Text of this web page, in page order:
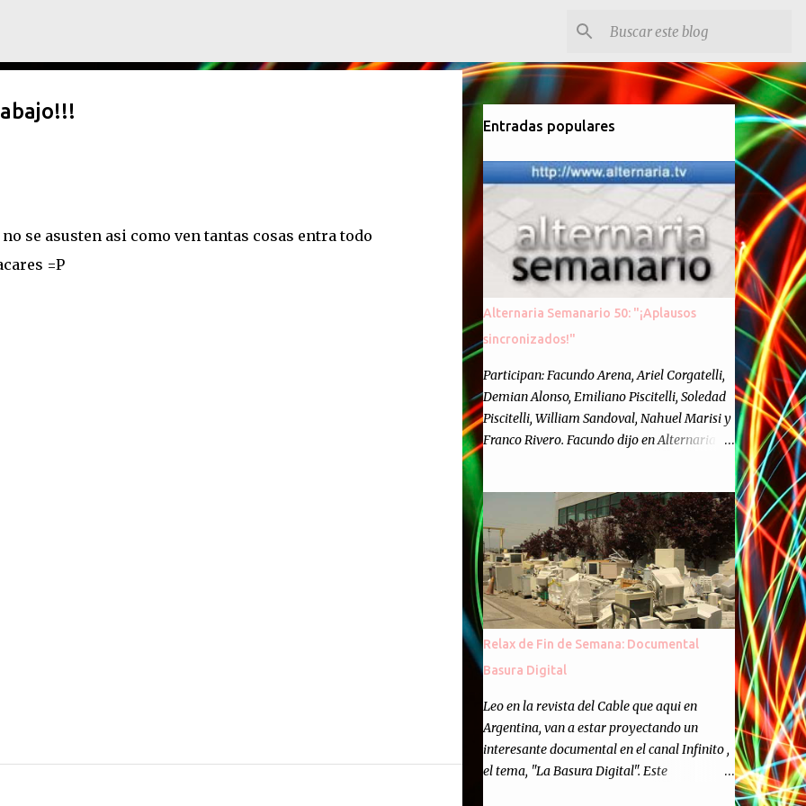
se asusten asi como ven tantas cosas entra todo
=P
Entradas populares
Alternaria Semanario 50: "¡Aplausos
sincronizados!"
Participan: Facundo Arena, Ariel Corgatelli,
Demian Alonso, Emiliano Piscitelli, Soledad
Piscitelli, William Sandoval, Nahuel Marisi y
Franco Rivero. Facundo dijo en Alternaria :
episodios de Alternaria Semanario.
Cincuenta ocasiones para ponernos en
contacto con ustedes y contarles las noticias
de tecnología más importantes, desde
nuestra propia óptica: un punto de vista
independiente e informal.Para festejarlo, se
nos ocurrió que estemos todos juntos; y
cuando digo "todos" me refiero a toda la
gente que alguna vez participó en el
semanario como panelista, y a ustedes. Por
eso se nos ocurrió la idea de emitir video en
vivo. La tarea no fué facil, hubo que
coordinar horarios, preparar el estudio,
configurar muchos programejos y hacer
Relax de Fin de Semana: Documental
Basura Digital
Leo en la revista del Cable que aqui en
Argentina, van a estar proyectando un
interesante documental en el canal Infinito ,
el tema, "La Basura Digital". Este